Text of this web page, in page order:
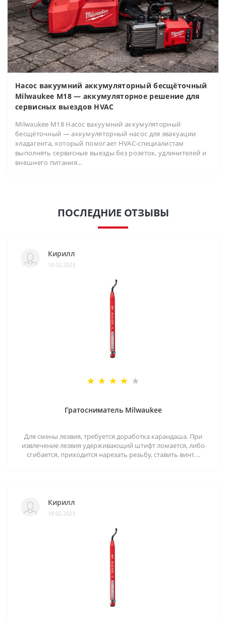
Насос вакуумний аккумуляторный бесщёточный
Milwaukee M18 — аккумуляторное решение для
сервисных выездов HVAC
Milwaukee M18 Насос вакуумний аккумуляторный
бесщёточный — аккумуляторный насос для эвакуации
хладагента, который помогает HVAC-специалистам
выполнять сервисные выезды без розеток, удлинителей и
внешнего питания...
ПОСЛЕДНИЕ ОТЗЫВЫ
Кирилл
18.02.2023
Гратосниматель Milwaukee
Для смены лезвия, требуется доработка карандаша. При
извлечение лезвия удерживающий штифт ломается, либо
сгибается, приходится нарезать резьбу, ставить винт. ..
Кирилл
18.02.2023